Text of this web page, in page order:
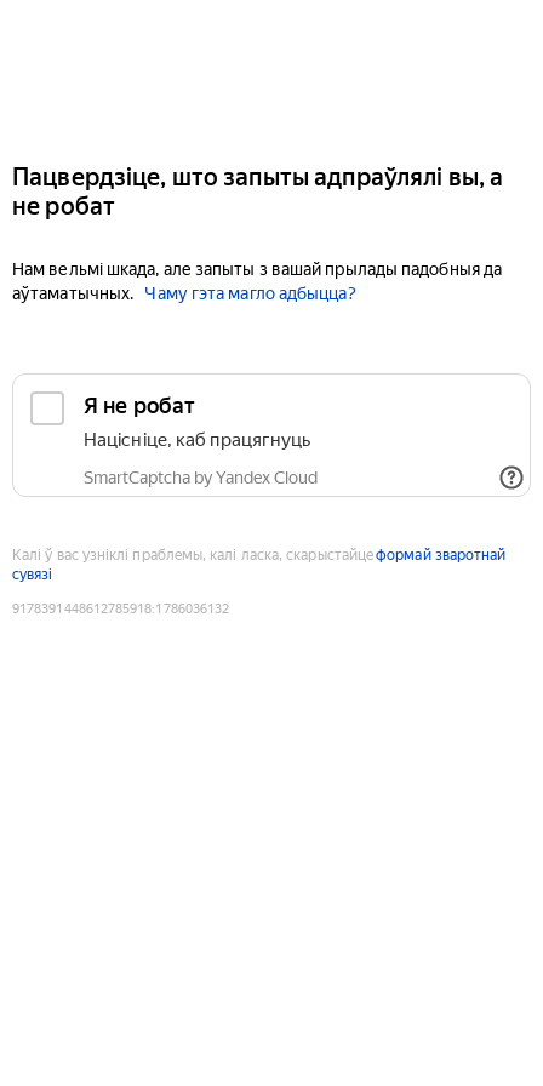
Пацвердзіце, што запыты адпраўлялі вы, а
не робат
Нам вельмі шкада, але запыты з вашай прылады падобныя да
аўтаматычных.
Чаму гэта магло адбыцца?
Я не робат
Націсніце, каб працягнуць
SmartCaptcha by Yandex Cloud
Калі ў вас узніклі праблемы, калі ласка, скарыстайцеформай зваротнай
сувязі
9178391448612785918:1786036132